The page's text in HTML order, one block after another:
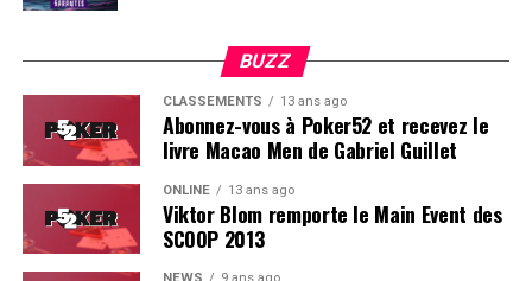
Soleau à gauche, sorti par Logghe au centre
BUZZ
CLASSEMENTS 13 ans ago
Abonnez-vous à Poker52 et recevez le
livre Macao Men de Gabriel Guillet
ONLINE 13 ans ago
Viktor Blom remporte le Main Event des
SCOOP 2013